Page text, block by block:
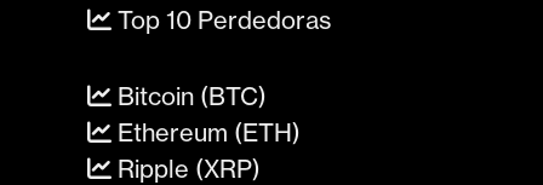
Top 10 Perdedoras
Bitcoin (BTC)
Ethereum (ETH)
Ripple (XRP)